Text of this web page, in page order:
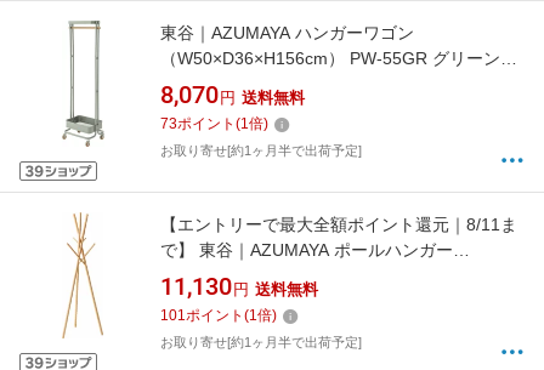
東谷｜AZUMAYA ハンガーワゴン
（W50×D36×H156cm） PW-55GR グリーン
【キャンセル・返品不可】
8,070 円 送料無料
73ポイント (1倍)
お取り寄せ[約1ヶ月半で出荷予定]
【エントリーで最大全額ポイント還元｜8/11ま
で】 東谷｜AZUMAYA ポールハンガー
（W57.5×D57×H174cm） WIS-551NA ナチュ
ラル
11,130 円 送料無料
101ポイント (1倍)
お取り寄せ[約1ヶ月半で出荷予定]